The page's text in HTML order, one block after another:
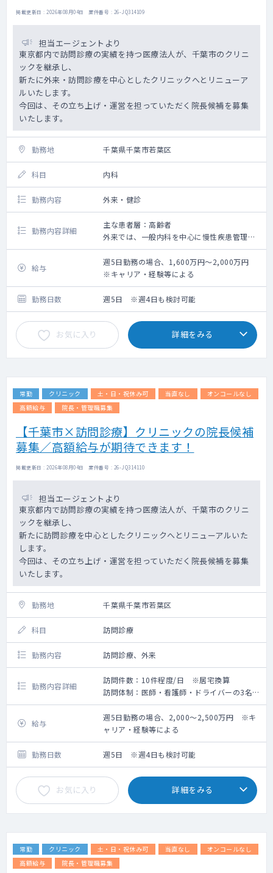
掲載更新日 : 2026年08月04日 案件番号 : 26-JQ314109
担当エージェントより
東京都内で訪問診療の実績を持つ医療法人が、千葉市のクリニ
ックを継承し、
新たに外来・訪問診療を中心としたクリニックへとリニューア
ルいたします。
今回は、その立ち上げ・運営を担っていただく院長候補を募集
いたします。
勤務地 千葉県千葉市若葉区
科目 内科
勤務内容 外来・健診
勤務内容詳細
主な患者層：高齢者
外来では、一般内科を中心に慢性疾患管理や
生活習慣病対応など、
地域の高齢患者様の継続診療をお願いいたし
ます。
健診業務では、各種健診対応や結果説明等を
お願いいたします。
ご希望に応じて、訪問診療や内視鏡検査、エ
コー検査にも携わっていただくことも可能で
す。
給与
週5日勤務の場合、1,600万円～2,000万円
※キャリア・経験等による
勤務日数 週5日 ※週4日も検討可能
お気に入り 詳細をみる
常勤 クリニック 土・日・祝休み可 当直なし
オンコールなし
高額給与
院長・管理職募集
【千葉市×訪問診療】クリニックの院長候補
募集／高額給与が期待できます！
掲載更新日 : 2026年08月04日 案件番号 : 26-JQ314110
担当エージェントより
東京都内で訪問診療の実績を持つ医療法人が、千葉市のクリニ
ックを継承し、
新たに訪問診療を中心としたクリニックへとリニューアルいた
します。
今回は、その立ち上げ・運営を担っていただく院長候補を募集
いたします。
勤務地 千葉県千葉市若葉区
科目 訪問診療
勤務内容 訪問診療、外来
勤務内容詳細
訪問件数：10件程度/日 ※居宅換算
訪問体制：医師・看護師・ドライバーの3名体
制
ご入職当初は外来診療を中心にご担当頂き、
集患状況を踏まえながら、
徐々に訪問診療の割合を増やしていく想定で
す。
給与
週5日勤務の場合、2,000～2,500万円 ※キ
ャリア・経験等による
勤務日数 週5日 ※週4日も検討可能
お気に入り 詳細をみる
常勤 クリニック 土・日・祝休み可 当直なし
オンコールなし
高額給与
院長・管理職募集